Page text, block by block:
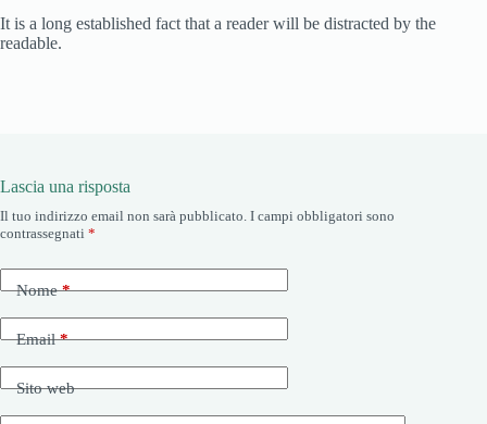
It is a long established fact that a reader will be distracted by the
readable.
Lascia una risposta
Il tuo indirizzo email non sarà pubblicato. I campi obbligatori sono
contrassegnati *
Nome*
Email*
Sito web